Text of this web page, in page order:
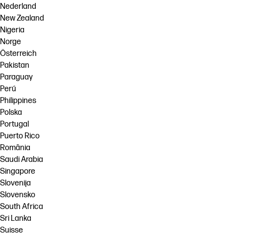
Nederland
New Zealand
Nigeria
Norge
Österreich
Pakistan
Paraguay
Perú
Philippines
Polska
Portugal
Puerto Rico
România
Saudi Arabia
Singapore
Slovenija
Slovensko
South Africa
Sri Lanka
Suisse